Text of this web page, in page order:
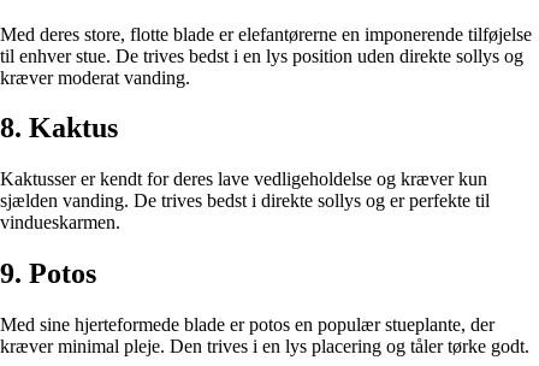
Med deres store, flotte blade er elefantørerne en imponerende tilføjelse
til enhver stue. De trives bedst i en lys position uden direkte sollys og
kræver moderat vanding.
8. Kaktus
Kaktusser er kendt for deres lave vedligeholdelse og kræver kun
sjælden vanding. De trives bedst i direkte sollys og er perfekte til
vindueskarmen.
9. Potos
Med sine hjerteformede blade er potos en populær stueplante, der
kræver minimal pleje. Den trives i en lys placering og tåler tørke godt.